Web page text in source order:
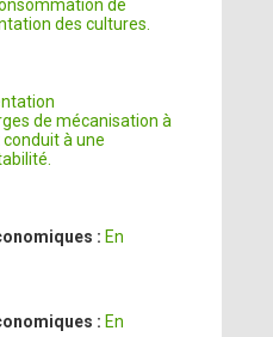
de
des cultures.
de mécanisation à
à une
: En
: En